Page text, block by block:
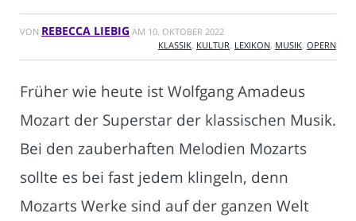
VON REBECCA LIEBIG AM 10. OKTOBER 2022
KLASSIK KULTUR LEXIKON MUSIK OPERN
Früher wie heute ist Wolfgang Amadeus
Mozart der Superstar der klassischen Musik.
Bei den zauberhaften Melodien Mozarts
sollte es bei fast jedem klingeln, denn
Mozarts Werke sind auf der ganzen Welt